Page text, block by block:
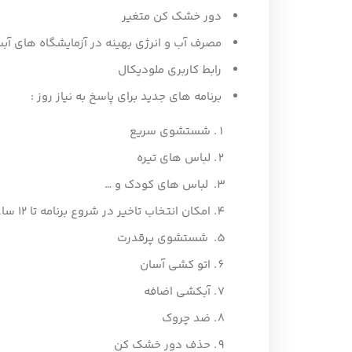
دور خشک کن متغیر
مصرف آب و انرژی بهینه در آزمایشگاه های
رابط کاربری ملودیکال
برنامه های جدید برای پاسخ به نیاز روز :
شستشوی سریع
لباس های تیره
لباس های کودک و …
امکان انتخاب تاخیر در شروع برنامه تا ۱۲ ساعت
شستشوی پرقدرت
اتو کشی آسان
آبکشی اضافه
ضد چروک
حذف دور خشک کن